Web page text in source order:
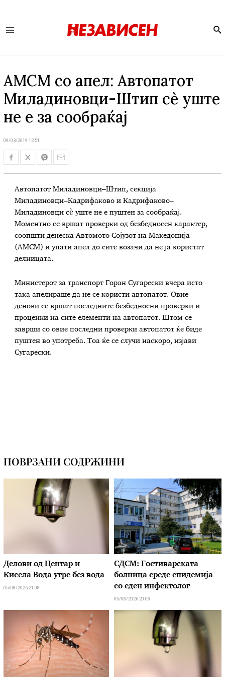
АМСМ со апел: Автопатот
Миладиновци-Штип сè уште
не е за сообраќај
09/03/2019 12:51
Автопатот Миладиновци–Штип, секција
Миладиновци–Кадрифаково и Кадрифаково–
Миладиновци сè уште не е пуштен за сообраќај.
Моментно се вршат проверки од безбедносен карактер,
соопшти денеска Автомото Сојузот на Македонија
(АМСМ) и упати апел до сите возачи да не ја користат
делницата.
Министерот за транспорт Горан Сугарески вчера исто
така апелираше да не се користи автопатот. Овие
денови се вршат последните безбедносни проверки и
проценки на сите елементи на автопатот. Штом се
заврши со овие последни проверки автопатот ќе биде
пуштен во употреба. Тоа ќе се случи наскоро, изјави
Сугарески.
ПОВРЗАНИ СОДРЖИНИ
Делови од Центар и
Кисела Вода утре без вода
05/08/2026 21:08
СДСМ: Гостиварската
болница среде епидемија
со еден инфектолог
05/08/2026 20:08